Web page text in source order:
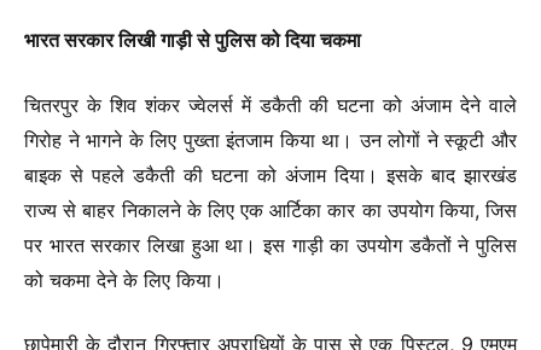
भारत सरकार लिखी गाड़ी से पुलिस को दिया चकमा
चितरपुर के शिव शंकर ज्वेलर्स में डकैती की घटना को अंजाम देने वाले
गिरोह ने भागने के लिए पुख्ता इंतजाम किया था। उन लोगों ने स्कूटी और
बाइक से पहले डकैती की घटना को अंजाम दिया। इसके बाद झारखंड
राज्य से बाहर निकालने के लिए एक आर्टिका कार का उपयोग किया, जिस
पर भारत सरकार लिखा हुआ था। इस गाड़ी का उपयोग डकैतों ने पुलिस
को चकमा देने के लिए किया।
छापेमारी के दौरान गिरफ्तार अपराधियों के पास से एक पिस्टल, 9 एमएम